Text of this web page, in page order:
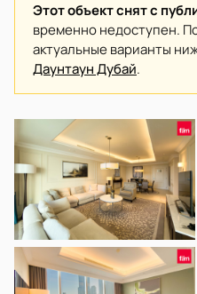
Этот объект снят с
временно недоступен.
актуальные варианты
Даунтаун Дубай.
В АРЕНДУ Готов к заселению